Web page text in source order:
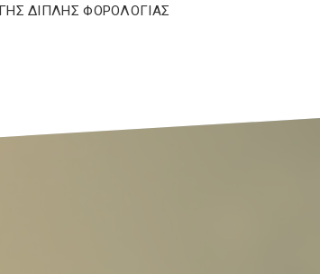
ΔΙΠΛΗΣ ΦΟΡΟΛΟΓΙΑΣ